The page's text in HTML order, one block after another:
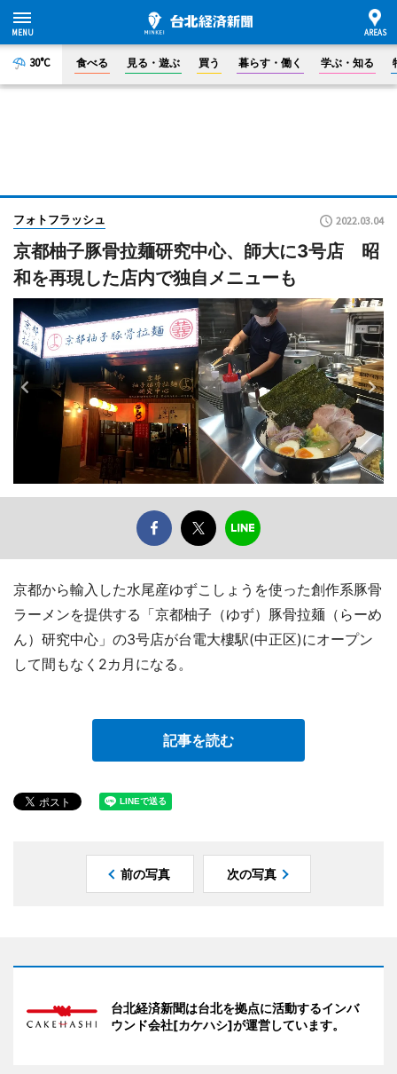
30°C 食べる 見る・遊ぶ 買う 暮らす・働く 学ぶ・知る
フォトフラッシュ 2022.03.04
京都柚子豚骨拉麺研究中心、師大に3号店 昭
和を再現した店内で独自メニューも
京都から輸入した水尾産ゆずこしょうを使った創作系豚骨
ラーメンを提供する「京都柚子（ゆず）豚骨拉麺（らーめ
ん）研究中心」の3号店が台電大樓駅(中正区)にオープン
して間もなく2カ月になる。
記事を読む
前の写真 次の写真
台北経済新聞は台北を拠点に活動するインバ
ウンド会社[カケハシ]が運営しています。